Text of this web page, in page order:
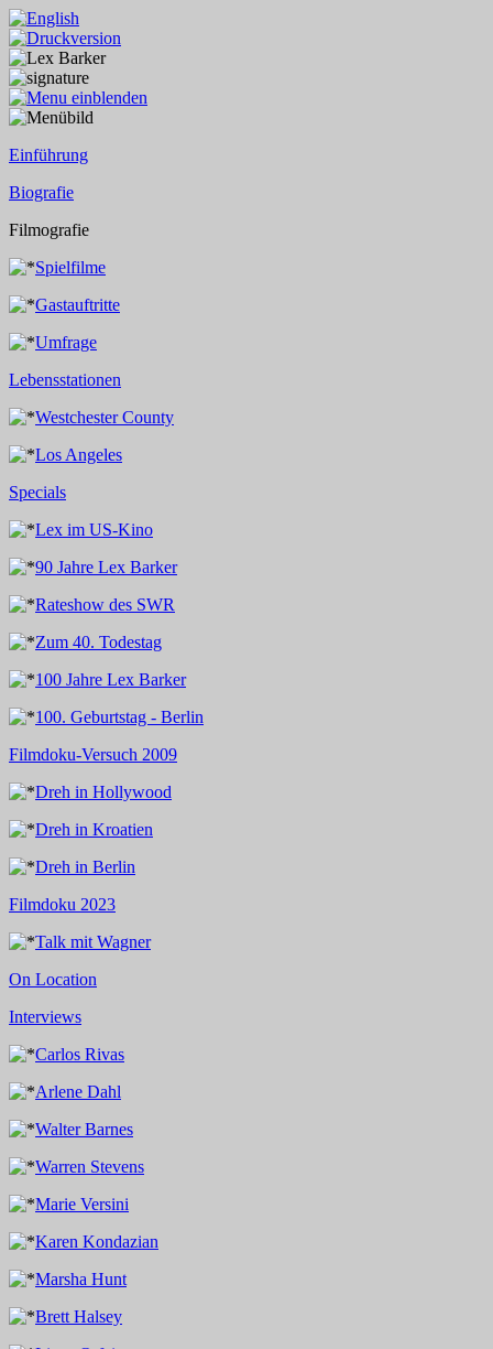
Einführung
Biografie
Filmografie
Spielfilme
Gastauftritte
Umfrage
Lebensstationen
Westchester County
Los Angeles
Specials
Lex im US-Kino
90 Jahre Lex Barker
Rateshow des SWR
Zum 40. Todestag
100 Jahre Lex Barker
100. Geburtstag - Berlin
Filmdoku-Versuch 2009
Dreh in Hollywood
Dreh in Kroatien
Dreh in Berlin
Filmdoku 2023
Talk mit Wagner
On Location
Interviews
Carlos Rivas
Arlene Dahl
Walter Barnes
Warren Stevens
Marie Versini
Karen Kondazian
Marsha Hunt
Brett Halsey